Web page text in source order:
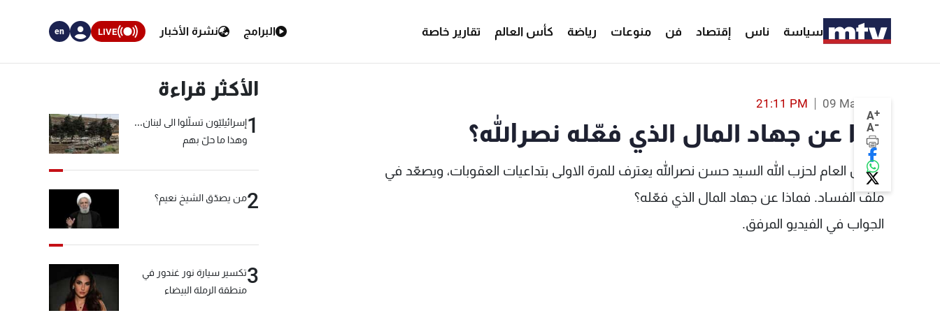
سياسة ناس إقتصاد فن منوعات رياضة كأس العالم تقارير خاصة البرامج نشرة الأخبار LIVE
en
A+
A-
09 Mar 2019
21:11 PM
ماذا عن جهاد المال الذي فعّله نصرالله؟
الامين العام لحزب الله السيد حسن نصرالله يعترف للمرة الاولى بتداعيات العقوبات، ويصعّد في
ملف الفساد. فماذا عن جهاد المال الذي فعّله؟
الجواب في الفيديو المرفق.
الأكثر قراءة
1إسرائيليّون تسلّلوا الى لبنان...
وهذا ما حلّ بهم
2من يصدّق الشيخ نعيم؟
3تكسير سيارة نور غندور في
منطقة الرملة البيضاء